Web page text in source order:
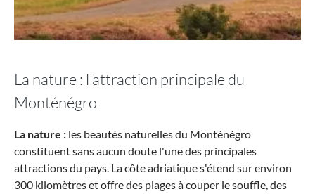
La nature : l'attraction principale du
Monténégro
La nature : les beautés naturelles du Monténégro
constituent sans aucun doute l'une des principales
attractions du pays. La côte adriatique s'étend sur environ
300 kilomètres et offre des plages à couper le souffle, des